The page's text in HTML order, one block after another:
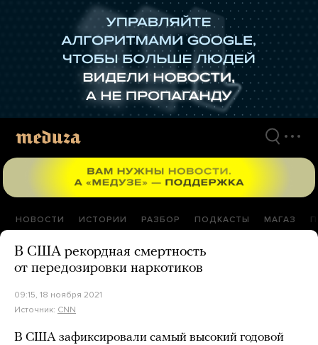
НОВОСТИ ИСТОРИИ РАЗБОР ПОДКАСТЫ МАГАЗ
В США рекордная смертность
от передозировки наркотиков
09:15, 18 ноября 2021
Источник: CNN
В США зафиксировали самый высокий годовой